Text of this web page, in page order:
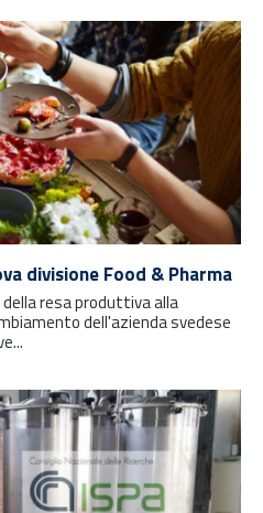
divisione Food & Pharma
resa produttiva alla
dell'azienda svedese